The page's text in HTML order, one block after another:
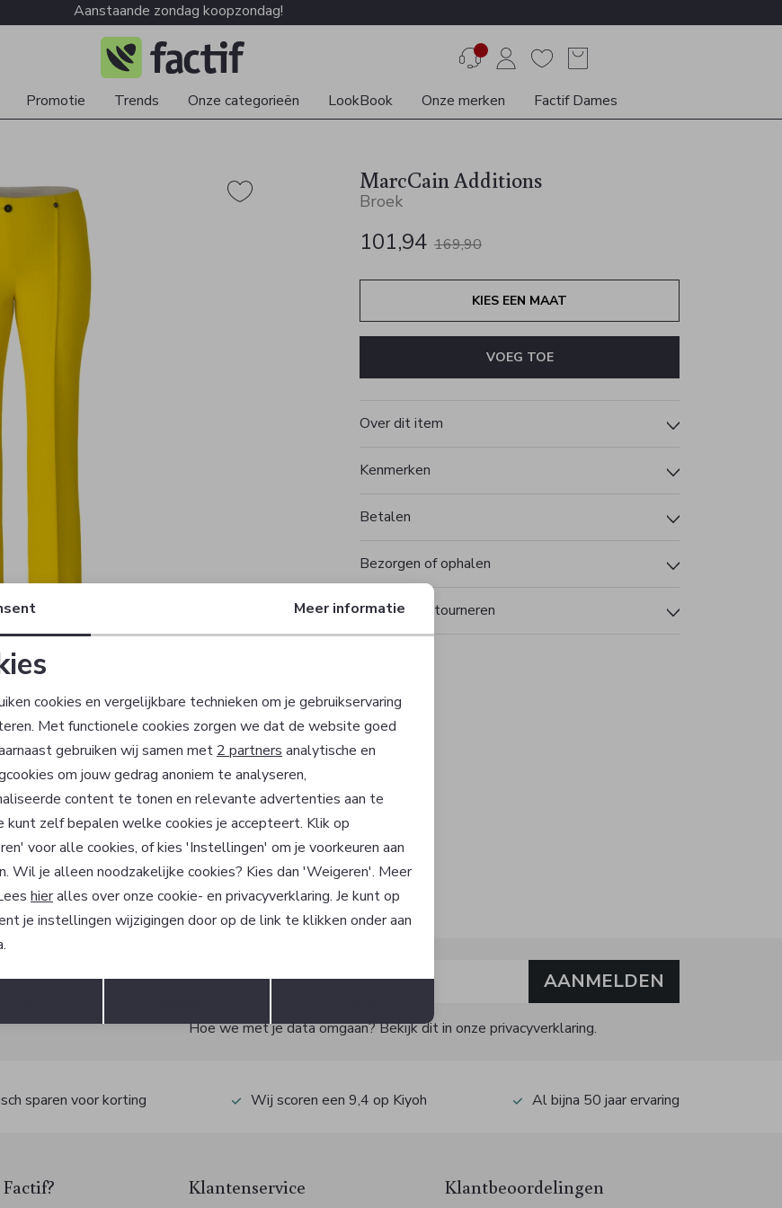
Aanstaande zondag koopzondag!
Promotie Trends Onze categorieën LookBook Onze merken Factif Dames
MarcCain Additions
Broek
101,94 169,90
KIES EEN MAAT
VOEG TOE
Over dit item
Kenmerken
Betalen
Bezorgen of ophalen
Ruilen en retourneren
Sale
Additions MarcCain Additions
Rok
101,94 169,90
gelijk €5,- korting!
AANMELDEN
Hoe we met je data omgaan? Bekijk dit in onze privacyverklaring.
sparen voor korting Wij scoren een 9,4 op Kiyoh Al bijna 50 jaar ervaring
Klantenservice Klantbeoordelingen
cookies Marketing cookies
Terug Opslaan
Meer informatie
cookies en vergelijkbare technieken om je gebruikservaring
Met functionele cookies zorgen we dat de website goed
gebruiken wij samen met 2 partners analytische en
om jouw gedrag anoniem te analyseren,
content te tonen en relevante advertenties aan te
kunt zelf bepalen welke cookies je accepteert. Klik op
voor alle cookies, of kies 'Instellingen' om je voorkeuren aan
Wil je alleen noodzakelijke cookies? Kies dan 'Weigeren'. Meer
hieralles over onze cookie- en privacyverklaring. Je kunt op
je instellingen wijzigingen door op de link te klikken onder aan